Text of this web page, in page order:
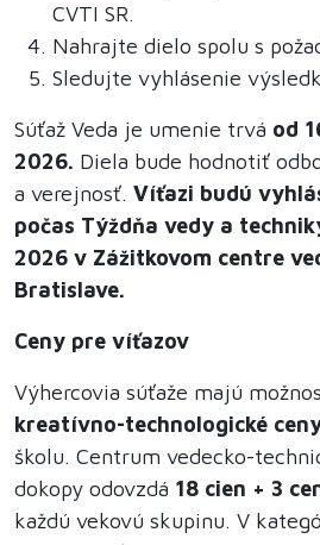
CVTI SR.
Nahrajte dielo spolu s
Sledujte vyhlásenie
Súťaž Veda je umenie trvá od
2026. Diela bude hodnotiť
a verejnosť. Víťazi budú
počas Týždňa vedy a
2026 v Zážitkovom centre
Bratislave.
Ceny pre víťazov
Výhercovia súťaže majú
kreatívno-technologické
školu. Centrum vedecko-
dokopy odovzdá 18 cien + 3
každú vekovú skupinu. V